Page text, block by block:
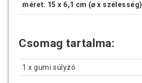
méret: 15 x 6,1 cm (⌀ x szélesség)
Csomag tartalma:
1 x gumi súlyzó